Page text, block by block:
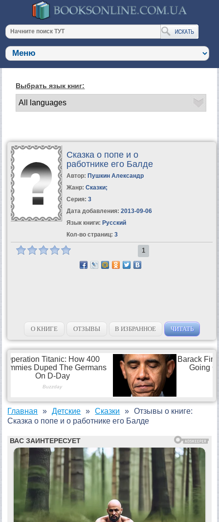
Выбрать язык книг:
Сказка о попе и о
работнике его Балде
Автор: Пушкин Александр
Жанр: Сказки;
Серия: 3
Дата добавления: 2013-09-06
Язык книги: Русский
Кол-во страниц: 3
1
О КНИГЕ ОТЗЫВЫ В ИЗБРАННОЕ ЧИТАТЬ
Главная Детские Сказки
Отзывы о книге:
Сказка о попе и о работнике его Балде